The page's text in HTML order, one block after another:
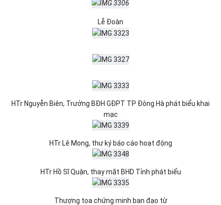
Lễ Đoàn
HTr Nguyễn Biên, Trưởng BĐH GĐPT TP Đông Hà phát biểu khai
mạc
HTr Lê Mong, thư ký báo cáo hoạt động
HTr Hồ Sĩ Quận, thay mặt BHD Tỉnh phát biểu
Thượng tọa chứng minh ban đạo từ